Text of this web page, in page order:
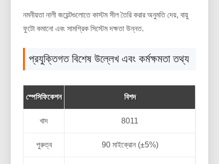
নমনীয়তা নালী জয়েন্টগুলোতে কাস্টম সীল তৈরি করার অনুমতি দেয়, বায়ু
ফুটো কমানো এবং সামগ্রিক সিস্টেম দক্ষতা উন্নত.
প্রযুক্তিগত বিশেষ উল্লেখ এবং কর্মক্ষমতা তথ্য
স্পেসিফিকেশন বিশদ
খাদ 8011
পুরুত্ব 90 মাইক্রোন (±5%)